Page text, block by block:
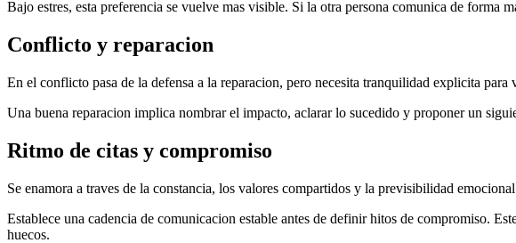
Bajo estres, esta preferencia se vuelve mas visible. Si la otra persona comunica de
Conflicto y reparacion
En el conflicto pasa de la defensa a la reparacion, pero necesita tranquilidad explicita para
Una buena reparacion implica nombrar el impacto, aclarar lo sucedido y proponer un
Ritmo de citas y compromiso
Se enamora a traves de la constancia, los valores compartidos y la previsibilidad
Establece una cadencia de comunicacion estable antes de definir hitos de compromiso.
huecos.